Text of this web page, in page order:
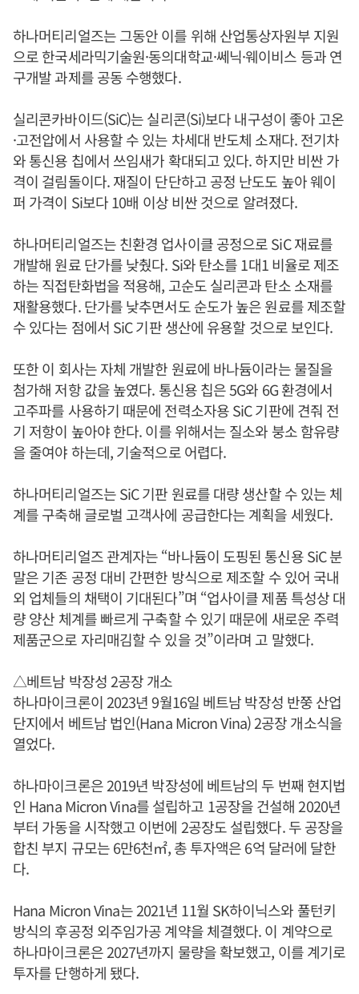
하나머티리얼즈는 그동안 이를 위해 산업통상자원부 지원
으로 한국세라믹기술원·동의대학교·쎄닉·웨이비스 등과 연
구개발 과제를 공동 수행했다.
실리콘카바이드(SiC)는 실리콘(Si)보다 내구성이 좋아 고온
·고전압에서 사용할 수 있는 차세대 반도체 소재다. 전기차
와 통신용 칩에서 쓰임새가 확대되고 있다. 하지만 비싼 가
격이 걸림돌이다. 재질이 단단하고 공정 난도도 높아 웨이
퍼 가격이 Si보다 10배 이상 비싼 것으로 알려졌다.
하나머티리얼즈는 친환경 업사이클 공정으로 SiC 재료를
개발해 원료 단가를 낮췄다. Si와 탄소를 1대1 비율로 제조
하는 직접탄화법을 적용해, 고순도 실리콘과 탄소 소재를
재활용했다. 단가를 낮추면서도 순도가 높은 원료를 제조할
수 있다는 점에서 SiC 기판 생산에 유용할 것으로 보인다.
또한 이 회사는 자체 개발한 원료에 바나듐이라는 물질을
첨가해 저항 값을 높였다. 통신용 칩은 5G와 6G 환경에서
고주파를 사용하기 때문에 전력소자용 SiC 기판에 견줘 전
기 저항이 높아야 한다. 이를 위해서는 질소와 붕소 함유량
을 줄여야 하는데, 기술적으로 어렵다.
하나머티리얼즈는 SiC 기판 원료를 대량 생산할 수 있는 체
계를 구축해 글로벌 고객사에 공급한다는 계획을 세웠다.
하나머티리얼즈 관계자는 “바나듐이 도핑된 통신용 SiC 분
말은 기존 공정 대비 간편한 방식으로 제조할 수 있어 국내
외 업체들의 채택이 기대된다”며 “업사이클 제품 특성상 대
량 양산 체계를 빠르게 구축할 수 있기 때문에 새로운 주력
제품군으로 자리매김할 수 있을 것”이라며 고 말했다.
△베트남 박장성 2공장 개소
하나마이크론이 2023년 9월16일 베트남 박장성 반쭝 산업
단지에서 베트남 법인(Hana Micron Vina) 2공장 개소식을
열었다.
하나마이크론은 2019년 박장성에 베트남의 두 번째 현지법
인 Hana Micron Vina를 설립하고 1공장을 건설해 2020년
부터 가동을 시작했고 이번에 2공장도 설립했다. 두 공장을
합친 부지 규모는 6만6천㎡, 총 투자액은 6억 달러에 달한
다.
Hana Micron Vina는 2021년 11월 SK하이닉스와 풀턴키
방식의 후공정 외주임가공 계약을 체결했다. 이 계약으로
하나마이크론은 2027년까지 물량을 확보했고, 이를 계기로
투자를 단행하게 됐다.